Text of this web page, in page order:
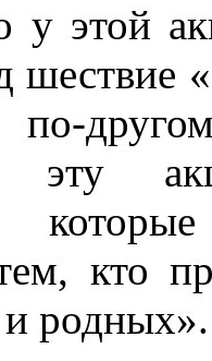
у этой
шествие
по-
эту
кто
и родных».